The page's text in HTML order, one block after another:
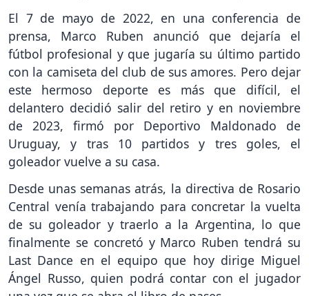
El 7 de mayo de 2022, en una conferencia de
prensa, Marco Ruben anunció que dejaría el
fútbol profesional y que jugaría su último partido
con la camiseta del club de sus amores. Pero dejar
este hermoso deporte es más que difícil, el
delantero decidió salir del retiro y en noviembre
de 2023, firmó por Deportivo Maldonado de
Uruguay, y tras 10 partidos y tres goles, el
goleador vuelve a su casa.
Desde unas semanas atrás, la directiva de Rosario
Central venía trabajando para concretar la vuelta
de su goleador y traerlo a la Argentina, lo que
finalmente se concretó y Marco Ruben tendrá su
Last Dance en el equipo que hoy dirige Miguel
Ángel Russo, quien podrá contar con el jugador